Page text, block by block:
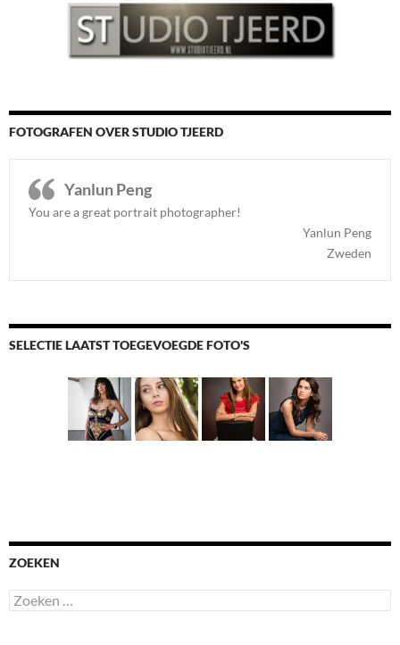
FOTOGRAFEN OVER STUDIO TJEERD
Yanlun Peng
You are a great portrait photographer!
Yanlun Peng
Zweden
SELECTIE LAATST TOEGEVOEGDE FOTO'S
ZOEKEN
Zoeken
naar: